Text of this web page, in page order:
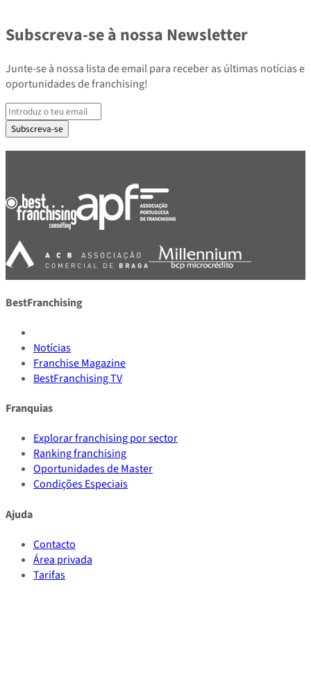
Subscreva-se à nossa Newsletter
Junte-se à nossa lista de email para receber as últimas notícias e
oportunidades de franchising!
Subscreva-se
BestFranchising
Notícias
Franchise Magazine
BestFranchising TV
Franquias
Explorar franchising por sector
Ranking franchising
Oportunidades de Master
Condições Especiais
Ajuda
Contacto
Área privada
Tarifas